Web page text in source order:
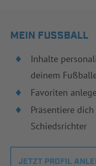
MEIN FUSSBALL
Inhalte
deinem
Favoriten
Präsentiere
Schiedsrichter
JETZT PROFIL